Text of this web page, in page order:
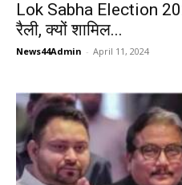
Lok Sabha Election
रैली, क्यों शामिल...
News44Admin - April 11, 2024